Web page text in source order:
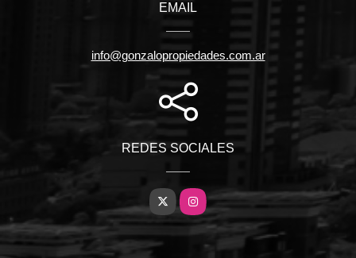
EMAIL
info@gonzalopropiedades.com.ar
REDES SOCIALES
X Instagram